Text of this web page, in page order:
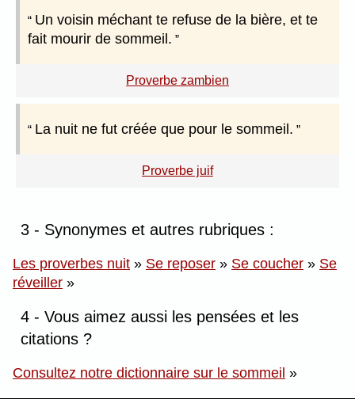
Un voisin méchant te refuse de la bière, et te
fait mourir de sommeil.
Proverbe zambien
La nuit ne fut créée que pour le sommeil.
Proverbe juif
3 - Synonymes et autres rubriques :
Les proverbes nuit » Se reposer » Se coucher » Se
réveiller »
4 - Vous aimez aussi les pensées et les
citations ?
Consultez notre dictionnaire sur le sommeil »